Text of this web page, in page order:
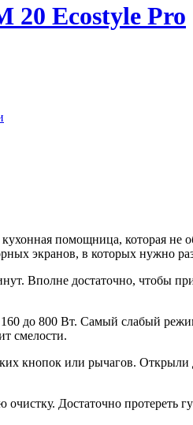
20 Ecostyle Pro
помощница, которая
экранов, в которых нужно
Вполне достаточно, чтобы
до 800 Вт. Самый слабый
смелости.
кнопок или рычагов.
Достаточно протереть